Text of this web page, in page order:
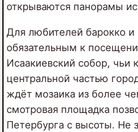
открываются панорамы
Для любителей барокко и
обязательным к
Исаакиевский собор, чьи
центральной частью
ждёт мозаика из более
смотровая площадка
Петербурга с высоты. Не